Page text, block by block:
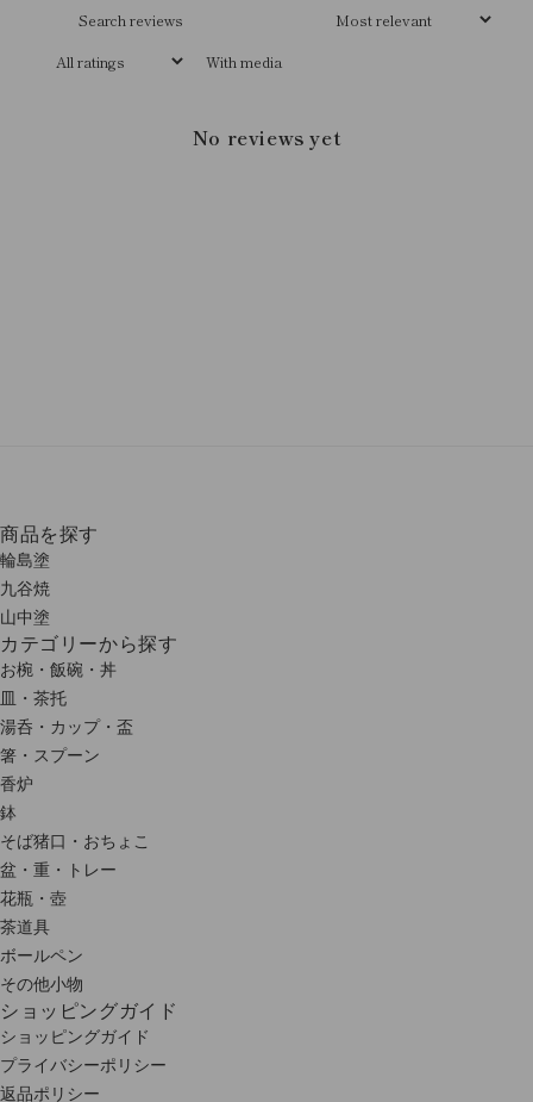
With media
No reviews yet
商品を探す
輪島塗
九谷焼
山中塗
カテゴリーから探す
お椀・飯碗・丼
皿・茶托
湯呑・カップ・盃
箸・スプーン
香炉
鉢
そば猪口・おちょこ
盆・重・トレー
花瓶・壺
茶道具
ボールペン
その他小物
ショッピングガイド
ショッピングガイド
プライバシーポリシー
返品ポリシー